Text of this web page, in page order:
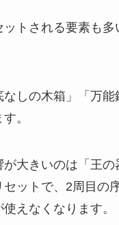
ットされる要素も
なしの木箱」「万能
。
が大きいのは「王の
セットで、2周目の
えなくなります。